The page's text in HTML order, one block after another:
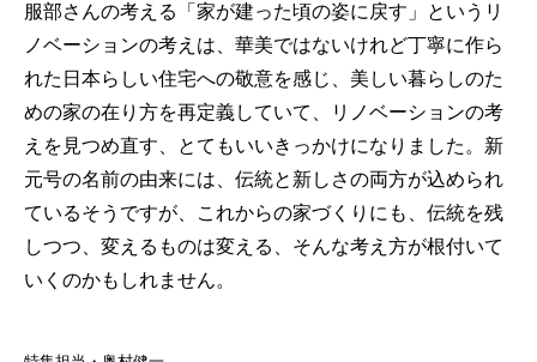
服部さんの考える「家が建った頃の姿に戻す」というリ
ノベーションの考えは、華美ではないけれど丁寧に作ら
れた日本らしい住宅への敬意を感じ、美しい暮らしのた
めの家の在り方を再定義していて、リノベーションの考
えを見つめ直す、とてもいいきっかけになりました。新
元号の名前の由来には、伝統と新しさの両方が込められ
ているそうですが、これからの家づくりにも、伝統を残
しつつ、変えるものは変える、そんな考え方が根付いて
いくのかもしれません。